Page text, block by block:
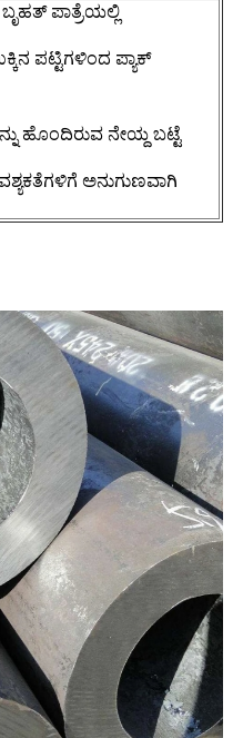
ಬೃಹತ್ ಪಾತ್ರೆಯಲ್ಲಿ
ಪಟ್ಟಿಗಳಿಂದ ಪ್ಯಾಕ್
ಹೊಂದಿರುವ ನೇಯ್ದ ಬಟ್ಟೆ
ಅನುಗುಣವಾಗಿ